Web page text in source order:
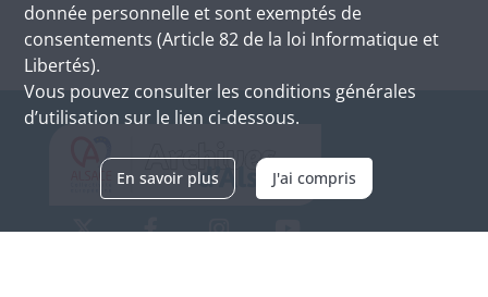
donnée personnelle et sont exemptés de
consentements (Article 82 de la loi Informatique et
Libertés).
Vous pouvez consulter les conditions générales
d’utilisation sur le lien ci-dessous.
En savoir plus J'ai compris